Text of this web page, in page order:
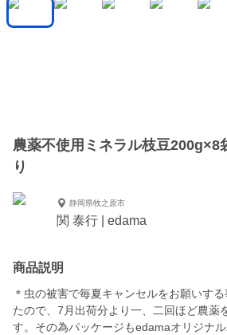
農薬不使用ミネラル枝豆
り
静岡県牧之原市
関 泰行 | edama
商品説明
＊虫の被害で毎夏キャンセルをお願いす
たので、7月出荷分より一、二回ほど農薬
す。その為パッケージもedamaオリジナ